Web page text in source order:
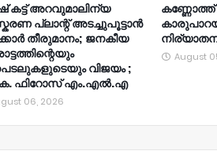
കട്ട് അറവുമാലിന്യ
പ്ലാന്റ് അടച്ചുപൂട്ടാൻ
തീരുമാനം; ജനകീയ
വിജയം ;
ഫിറോസ് എം.എൽ‍.എ
06, 2026
കണ്ണോത്ത്
August